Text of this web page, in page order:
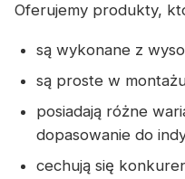
Oferujemy produkty,
są wykonane z
są proste w
posiadają różne
dopasowanie do
cechują się